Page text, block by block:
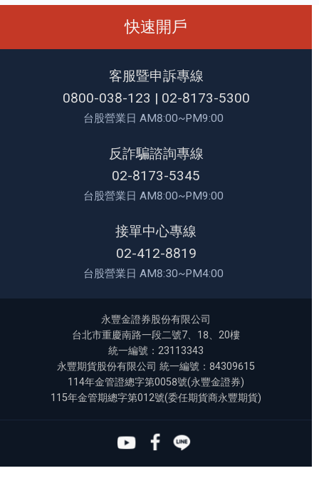
快速開戶
客服暨申訴專線
0800-038-123 | 02-8173-5300
台股營業日 AM8:00~PM9:00
反詐騙諮詢專線
02-8173-5345
台股營業日 AM8:00~PM9:00
接單中心專線
02-412-8819
台股營業日 AM8:30~PM4:00
永豐金證券股份有限公司
台北市重慶南路一段二號7、18、20樓
統一編號：23113343
永豐期貨股份有限公司 統一編號：84309615
114年金管證總字第0058號(永豐金證券)
115年金管期總字第012號(委任期貨商永豐期貨)
Facebook